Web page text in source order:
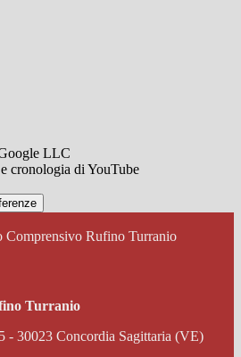
LLC
cronologia di YouTube
Comprensivo Rufino Turranio
Turranio
- 30023 Concordia Sagittaria (VE)